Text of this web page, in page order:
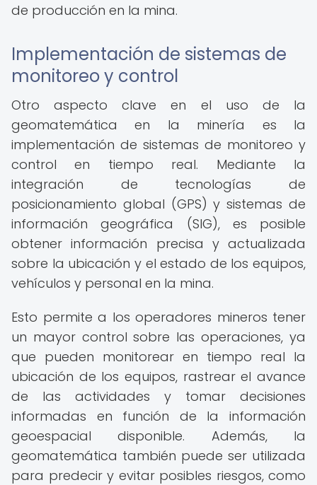
de producción en la mina.
Implementación de sistemas de
monitoreo y control
Otro aspecto clave en el uso de la
geomatemática en la minería es la
implementación de sistemas de monitoreo y
control en tiempo real. Mediante la
integración de tecnologías de
posicionamiento global (GPS) y sistemas de
información geográfica (SIG), es posible
obtener información precisa y actualizada
sobre la ubicación y el estado de los equipos,
vehículos y personal en la mina.
Esto permite a los operadores mineros tener
un mayor control sobre las operaciones, ya
que pueden monitorear en tiempo real la
ubicación de los equipos, rastrear el avance
de las actividades y tomar decisiones
informadas en función de la información
geoespacial disponible. Además, la
geomatemática también puede ser utilizada
para predecir y evitar posibles riesgos, como